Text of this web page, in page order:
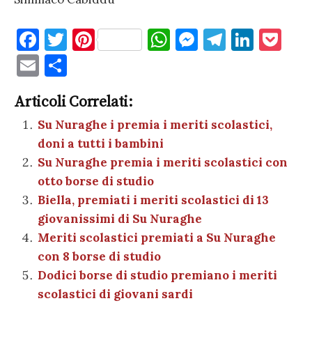
F
a
c
e
b
o
o
k
T
te
r
Pi
es
t
W
A
p
M
g
er
T
a
m
Li
dI
n
E
m
ai
l
n
di
vi
di
Articoli Correlati:
Su Nuraghe i premia i meriti scolastici,
doni a tutti i bambini
Su Nuraghe premia i meriti scolastici con
otto borse di studio
Biella, premiati i meriti scolastici di 13
giovanissimi di Su Nuraghe
Meriti scolastici premiati a Su Nuraghe
con 8 borse di studio
Dodici borse di studio premiano i meriti
scolastici di giovani sardi